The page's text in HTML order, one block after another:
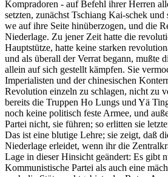
Kompradoren - auf Befehl ihrer Herren
setzten, zunächst Tschiang Kai-schek
we auf ihre Seite hinüberzogen, und die
Niederlage. Zu jener Zeit hatte die
Hauptstütze, hatte keine starken
und als überall der Verrat begann, mußte
allein auf sich gestellt kämpfen. Sie
Imperialisten und der chinesischen
Revolution einzeln zu schlagen, nicht zu
bereits die Truppen Ho Lungs und Yä
noch keine politisch feste Armee, und
Partei nicht, sie führen; so erlitten sie
Das ist eine blutige Lehre; sie zeigt, daß
Niederlage erleidet, wenn ihr die
Lage in dieser Hinsicht geändert: Es gibt
Kommunistische Partei als auch eine